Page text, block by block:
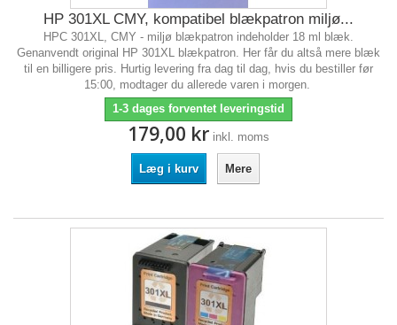
HP 301XL CMY, kompatibel blækpatron miljø...
HPC 301XL, CMY - miljø blækpatron indeholder 18 ml blæk.
Genanvendt original HP 301XL blækpatron. Her får du altså mere blæk
til en billigere pris. Hurtig levering fra dag til dag, hvis du bestiller før
15:00, modtager du allerede varen i morgen.
1-3 dages forventet leveringstid
179,00 kr inkl. moms
Læg i kurv Mere